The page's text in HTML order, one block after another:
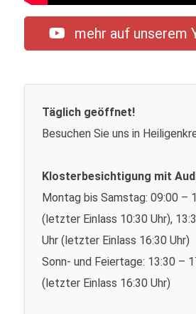
mehr auf unserem
Täglich geöffnet!
Besuchen Sie uns in
Klosterbesichtigung mit
Montag bis Samstag: 09:00 –
(letzter Einlass 10:30 Uhr),
Uhr (letzter Einlass 16:30 Uhr)
Sonn- und Feiertage: 13:30 –
(letzter Einlass 16:30 Uhr)